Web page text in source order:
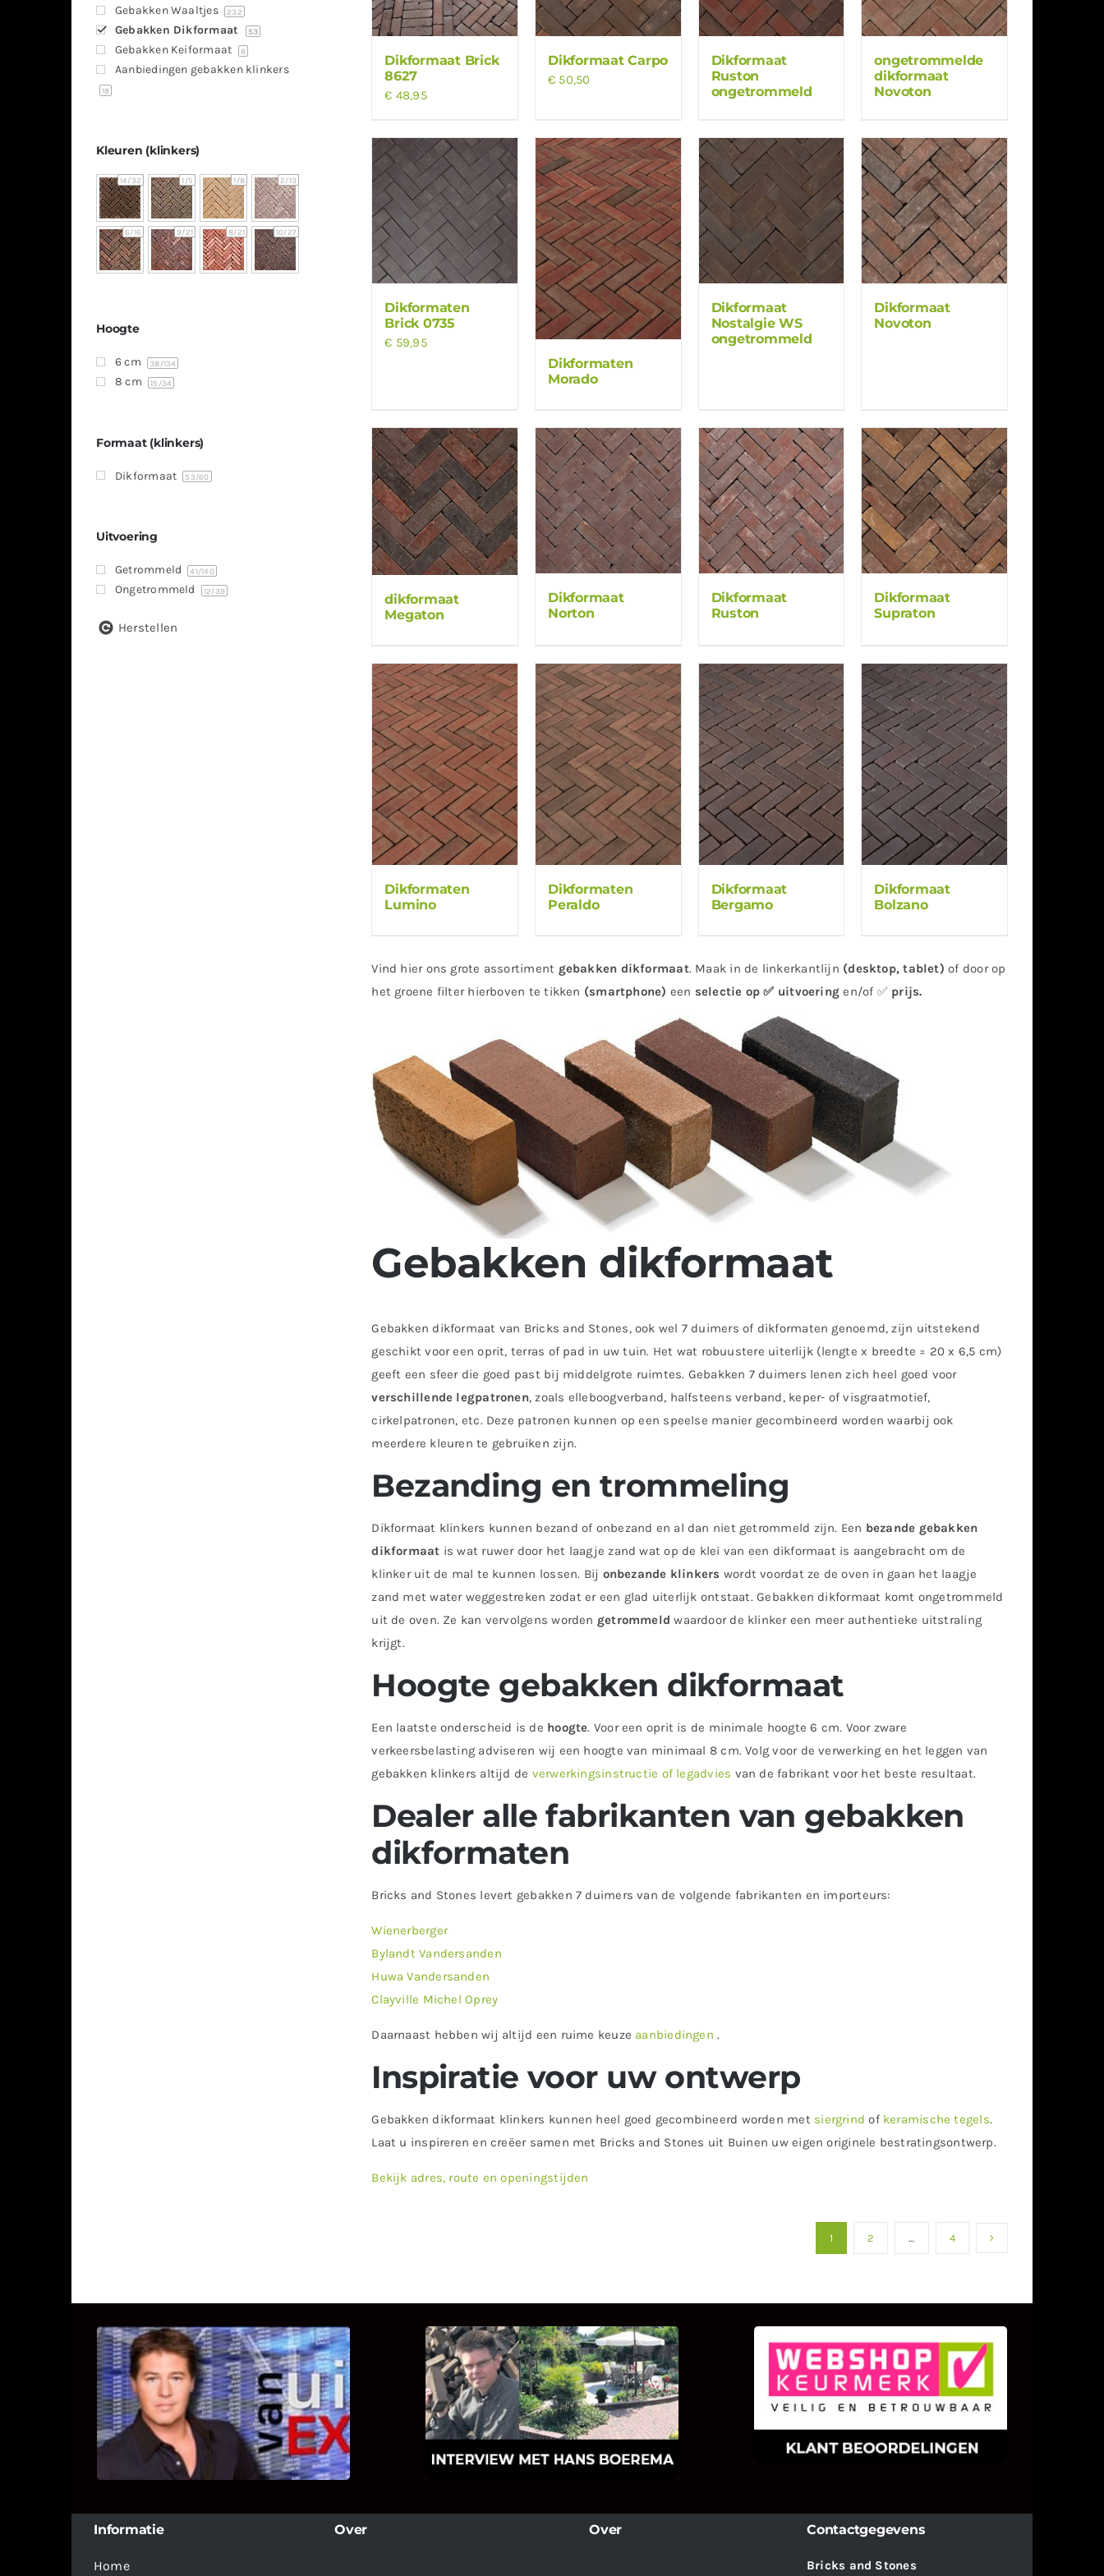
Dikformaat Brick
8627
€ 48,95
Dikformaat Carpo
€ 50,50
Dikformaat
Ruston
ongetrommeld
ongetrommelde
dikformaat
Novoton
Dikformaten
Brick 0735
€ 59,95
Dikformaten
Morado
Dikformaat
Nostalgie WS
ongetrommeld
Dikformaat
Novoton
dikformaat
Megaton
Dikformaat
Norton
Dikformaat
Ruston
Dikformaat
Supraton
Dikformaten
Lumino
Dikformaten
Peraldo
Dikformaat
Bergamo
Dikformaat
Bolzano
Vind hier ons grote assortiment gebakken dikformaat. Maak in de linkerkantlijn (desktop, tablet) of door op
het groene filter hierboven te tikken (smartphone) een selectie op ✅ uitvoering en/of ✅prijs.
Gebakken dikformaat
Gebakken dikformaat van Bricks and Stones, ook wel 7 duimers of dikformaten genoemd, zijn uitstekend
geschikt voor een oprit, terras of pad in uw tuin. Het wat robuustere uiterlijk (lengte x breedte = 20 x 6,5 cm)
geeft een sfeer die goed past bij middelgrote ruimtes. Gebakken 7 duimers lenen zich heel goed voor
verschillende legpatronen, zoals elleboogverband, halfsteens verband, keper- of visgraatmotief,
cirkelpatronen, etc. Deze patronen kunnen op een speelse manier gecombineerd worden waarbij ook
meerdere kleuren te gebruiken zijn.
Bezanding en trommeling
Dikformaat klinkers kunnen bezand of onbezand en al dan niet getrommeld zijn. Een bezande gebakken
dikformaat is wat ruwer door het laagje zand wat op de klei van een dikformaat is aangebracht om de
klinker uit de mal te kunnen lossen. Bij onbezande klinkers wordt voordat ze de oven in gaan het laagje
zand met water weggestreken zodat er een glad uiterlijk ontstaat. Gebakken dikformaat komt ongetrommeld
uit de oven. Ze kan vervolgens worden getrommeld waardoor de klinker een meer authentieke uitstraling
krijgt.
Hoogte gebakken dikformaat
Een laatste onderscheid is de hoogte. Voor een oprit is de minimale hoogte 6 cm. Voor zware
verkeersbelasting adviseren wij een hoogte van minimaal 8 cm. Volg voor de verwerking en het leggen van
gebakken klinkers altijd de verwerkingsinstructie of legadvies van de fabrikant voor het beste resultaat.
Dealer alle fabrikanten van gebakken
dikformaten
Bricks and Stones levert gebakken 7 duimers van de volgende fabrikanten en importeurs:
Wienerberger
Bylandt Vandersanden
Huwa Vandersanden
Clayville Michel Oprey
Daarnaast hebben wij altijd een ruime keuze aanbiedingen .
Inspiratie voor uw ontwerp
Gebakken dikformaat klinkers kunnen heel goed gecombineerd worden met siergrind of keramische tegels.
Laat u inspireren en creëer samen met Bricks and Stones uit Buinen uw eigen originele bestratingsontwerp.
Bekijk adres, route en openingstijden
1 2 … 4
Gebakken Waaltjes 232
Gebakken Dikformaat 53
Gebakken Keiformaat 8
Aanbiedingen gebakken klinkers
18
Kleuren (klinkers)
14/32 1/5 1/8 2/13
6/16 9/21 8/21 10/27
Hoogte
6 cm 38/134
8 cm 15 /34
Formaat (klinkers)
Dikformaat 53/60
Uitvoering
Getrommeld 41/140
Ongetrommeld 12/39
Herstellen
UITSTEL VAN EXECUTIE
Bekijk hier de fragmenten van de
deelname van Bricks and Stones aan
dit programma.
INTERVIEW MET HANS
BOEREMA
Hoe Bricks and Stones ontstaan is en
wat Hans Boerema motiveert in de
KLANT BEOORDELINGEN
We zijn er zeer op gesteld om te
weten wat u als klant van ons en
onze diensten vindt.
Informatie
Home
Over Over Contactgegevens
Bricks and Stones